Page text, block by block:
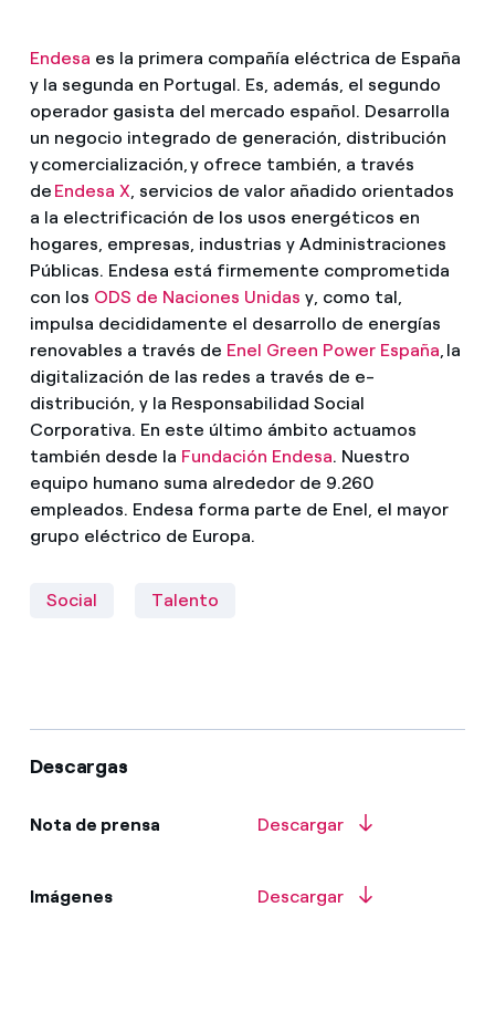
Endesa es la primera compañía eléctrica de España
y la segunda en Portugal. Es, además, el segundo
operador gasista del mercado español. Desarrolla
un negocio integrado de generación, distribución
y comercialización, y ofrece también, a través
de Endesa X , servicios de valor añadido orientados
a la electrificación de los usos energéticos en
hogares, empresas, industrias y Administraciones
Públicas. Endesa está firmemente comprometida
con los ODS de Naciones Unidas y, como tal,
impulsa decididamente el desarrollo de energías
renovables a través de Enel Green Power España , la
digitalización de las redes a través de e-
distribución, y la Responsabilidad Social
Corporativa. En este último ámbito actuamos
también desde la Fundación Endesa. Nuestro
equipo humano suma alrededor de 9.260
empleados. Endesa forma parte de Enel, el mayor
grupo eléctrico de Europa.
Social Talento
Descargas
Nota de prensa Descargar
Imágenes Descargar